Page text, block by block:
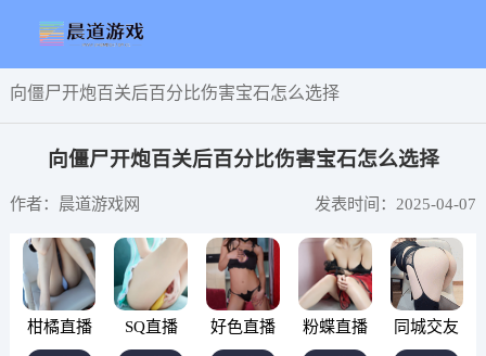
向僵尸开炮百关后百分比伤害宝石怎么选择
向僵尸开炮百关后百分比伤害宝石怎么选择
作者：晨道游戏网 发表时间：2025-04-07
柑橘直播 SQ直播 好色直播 粉蝶直播 同城交友